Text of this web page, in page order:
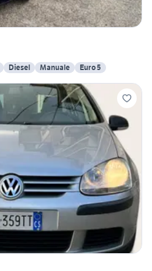
Diesel Manuale Euro 5